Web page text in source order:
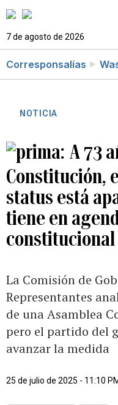
7 de agosto de 2026
Corresponsalías
NOTICIA
A 73
Constitución,
status está
tiene en
constitucional
La Comisión de
Representantes
de una Asamblea
pero el partido del
avanzar la medida
25 de julio de 2025 - 11:10